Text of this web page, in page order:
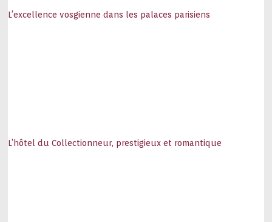
L’excellence vosgienne dans les palaces parisiens
L’hôtel du Collectionneur, prestigieux et romantique